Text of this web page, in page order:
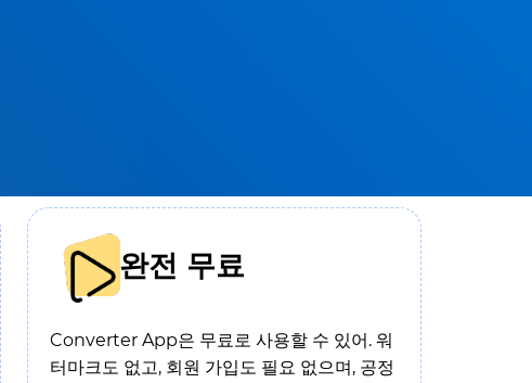
완전 무료
Converter App은 무료로 사용할 수 있어. 워
터마크도 없고, 회원 가입도 필요 없으며, 공정